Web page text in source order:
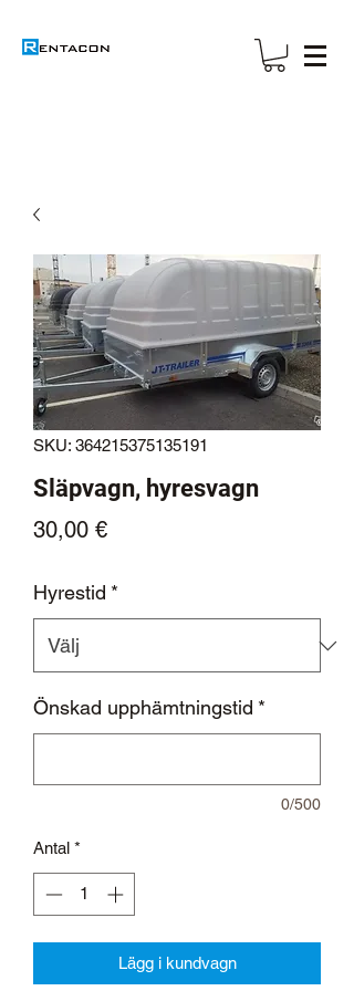
SKU: 364215375135191
Släpvagn, hyresvagn
30,00 €Pris
Hyrestid *
Önskad upphämtningstid *
0/500
Antal *
Lägg i kundvagn